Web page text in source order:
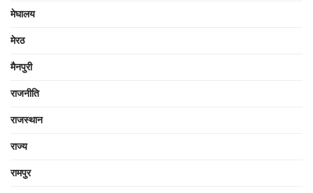
मेघालय
मेरठ
मैनपुरी
राजनीति
राजस्थान
राज्य
रामपुर